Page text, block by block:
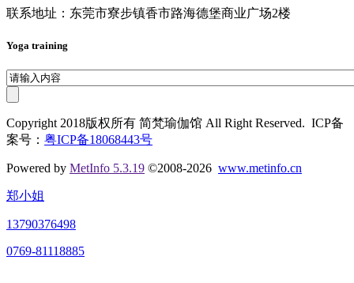
联系地址：东莞市寮步镇香市路海德堡商业广场2楼
Yoga training
Copyright 2018版权所有 简梵瑜伽馆 All Right Reserved. ICP备
案号： 粤ICP备18068443号
Powered by MetInfo 5.3.19 ©2008-2026 www.metinfo.cn
郑小姐
13790376498
0769-81118885